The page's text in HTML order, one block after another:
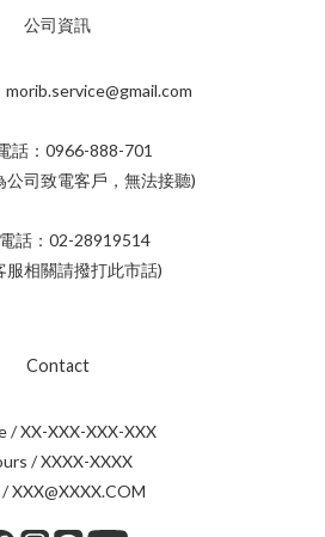
公司資訊
話：0966-888-701
公司致電客戶，無法接聽)
話：02-28919514
服相關請撥打此市話)
Contact
/ XX-XXX-XXX-XXX
/ XXXX-XXXX
XXX@XXXX.COM